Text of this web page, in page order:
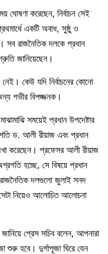
ঘোষণা করেছেন, নির্বাচন সেই
একটি অবাধ, সুষ্ঠু ও
সব রাজনৈতিক দলকে প্রধান
জানিয়েছেন।
নেই। কেউ যদি নির্বাচনের কোনো
গভীর বিপজ্জনক।
সময়েই প্রধান উপদেষ্টার
ড. আলী রীয়াজ এবং প্রধান
করেছেন। প্রফেসর আলী রীয়াজ
হচ্ছে, সে বিষয়ে প্রধান
রাজনৈতিক দলগুলো জুলাই সনদ
নিয়েও আলোচিত আলোচনা
প্রেস সচিব বলেন, আপনারা
শুরু হবে। দুর্গাপূজা ঘিরে যেন